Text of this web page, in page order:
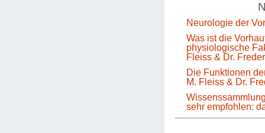
Neurologie der
Was ist die
physiologische
Fleiss & Dr.
Die Funktionen
M. Fleiss & Dr.
sehr empfohlen: